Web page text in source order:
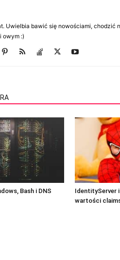
Uwielbia bawić się nowościami,
owym :)
Bash i DNS
IdentityServer
wartości